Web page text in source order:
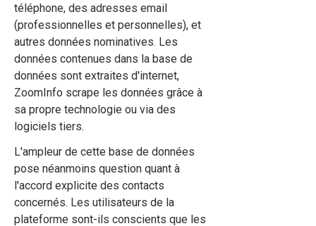
téléphone, des adresses email
(professionnelles et personnelles), et
autres données nominatives. Les
données contenues dans la base de
données sont extraites d'internet,
ZoomInfo scrape les données grâce à
sa propre technologie ou via des
logiciels tiers.
L'ampleur de cette base de données
pose néanmoins question quant à
l'accord explicite des contacts
concernés. Les utilisateurs de la
plateforme sont-ils conscients que les